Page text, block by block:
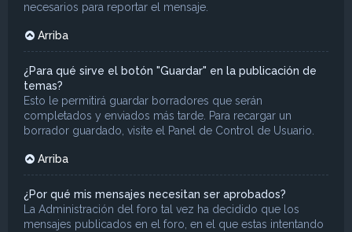
necesarios para reportar el mensaje.
Arriba
¿Para qué sirve el botón "Guardar" en la publicación de
temas?
Esto le permitirá guardar borradores que serán
completados y enviados más tarde. Para recargar un
borrador guardado, visite el Panel de Control de Usuario.
Arriba
¿Por qué mis mensajes necesitan ser aprobados?
La Administración del foro tal vez ha decidido que los
mensajes publicados en el foro, en el que estas intentando